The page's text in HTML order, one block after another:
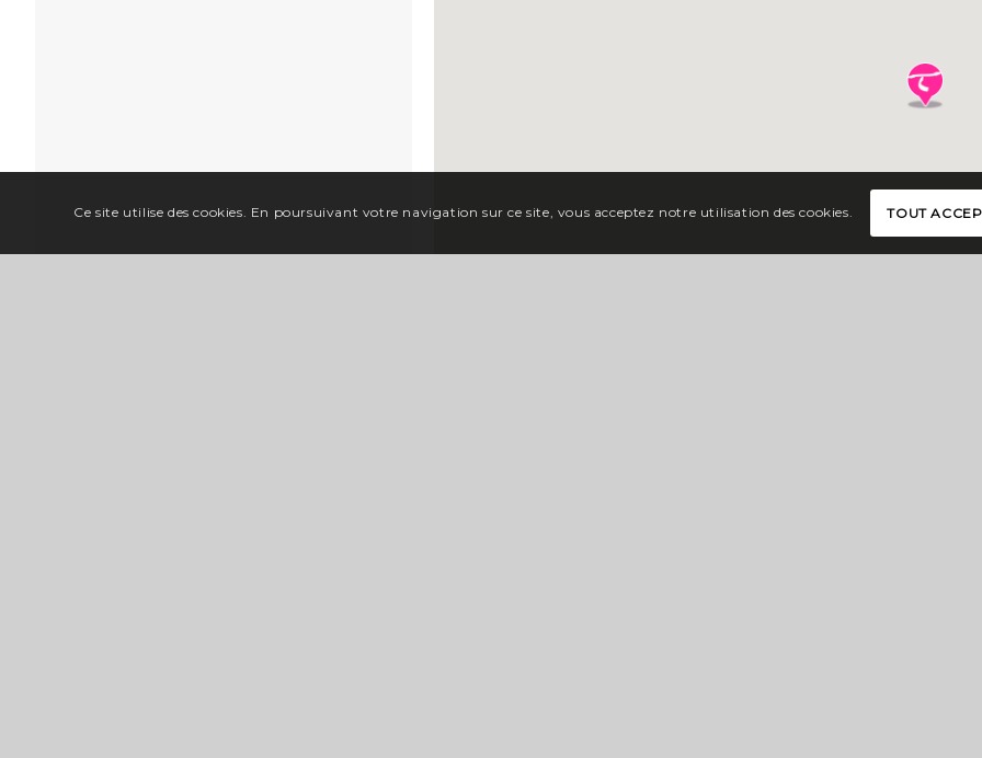
Ce site utilise des cookies. En poursuivant votre navigation sur ce site, vous acceptez notre utilisation des cookies. TOUT